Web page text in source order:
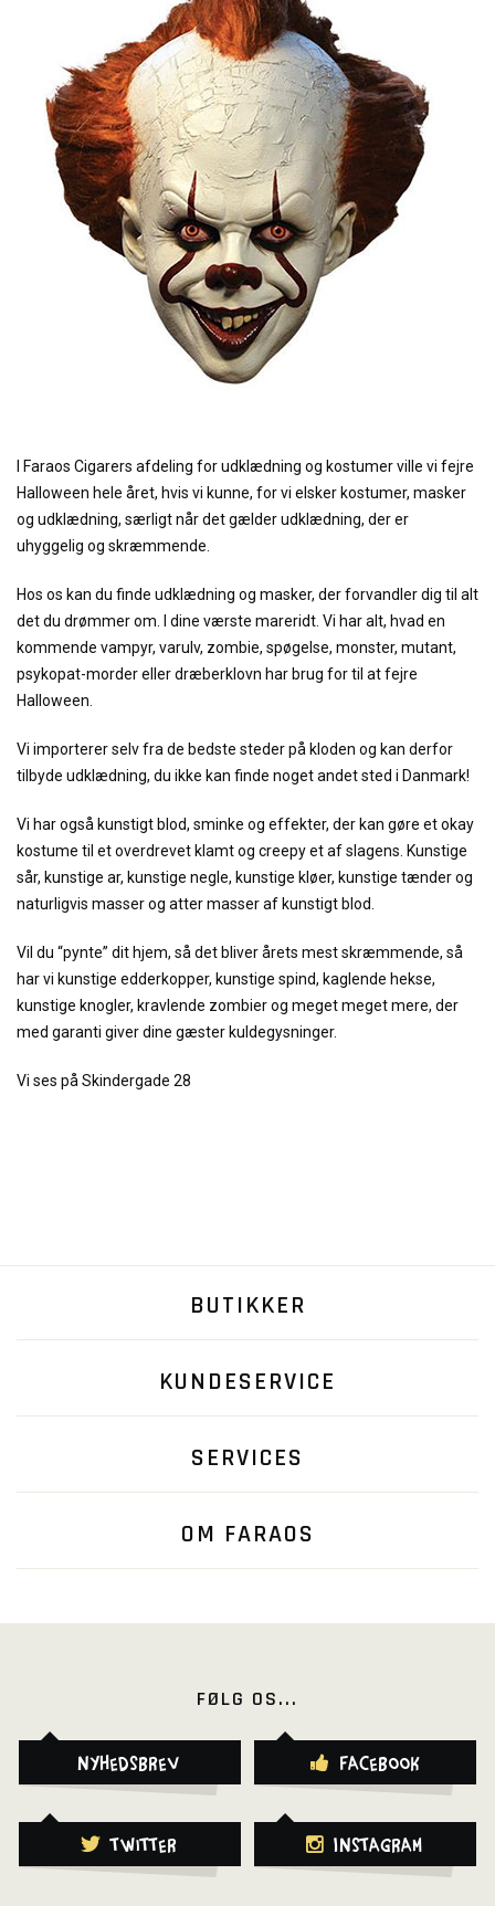
I Faraos Cigarers afdeling for udklædning og kostumer ville vi fejre
Halloween hele året, hvis vi kunne, for vi elsker kostumer, masker
og udklædning, særligt når det gælder udklædning, der er
uhyggelig og skræmmende.
Hos os kan du finde udklædning og masker, der forvandler dig til alt
det du drømmer om. I dine værste mareridt. Vi har alt, hvad en
kommende vampyr, varulv, zombie, spøgelse, monster, mutant,
psykopat-morder eller dræberklovn har brug for til at fejre
Halloween.
Vi importerer selv fra de bedste steder på kloden og kan derfor
tilbyde udklædning, du ikke kan finde noget andet sted i Danmark!
Vi har også kunstigt blod, sminke og effekter, der kan gøre et okay
kostume til et overdrevet klamt og creepy et af slagens. Kunstige
sår, kunstige ar, kunstige negle, kunstige kløer, kunstige tænder og
naturligvis masser og atter masser af kunstigt blod.
Vil du “pynte” dit hjem, så det bliver årets mest skræmmende, så
har vi kunstige edderkopper, kunstige spind, kaglende hekse,
kunstige knogler, kravlende zombier og meget meget mere, der
med garanti giver dine gæster kuldegysninger.
Vi ses på Skindergade 28
BUTIKKER
KUNDESERVICE
SERVICES
OM FARAOS
FØLG OS...
Nyhedsbrev Facebook
Twitter Instagram